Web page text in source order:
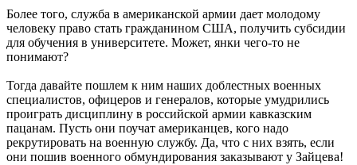
Более того, служба в американской армии дает молодому
человеку право стать гражданином США, получить субсидии
для обучения в университете. Может, янки чего-то не
понимают?
Тогда давайте пошлем к ним наших доблестных военных
специалистов, офицеров и генералов, которые умудрились
проиграть дисциплину в российской армии кавказским
пацанам. Пусть они поучат американцев, кого надо
рекрутировать на военную службу. Да, что с них взять, если
они пошив военного обмундирования заказывают у Зайцева!